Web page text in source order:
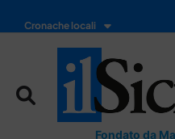
Cronache locali
Fondato da